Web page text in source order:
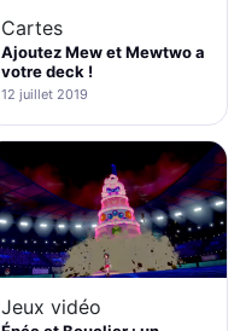
Cartes
Ajoutez Mew et Mewtwo a
votre deck !
12 juillet 2019
Jeux vidéo